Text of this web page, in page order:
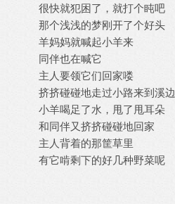
很快就犯困了，就打个盹吧
那个浅浅的梦刚开了个好头
羊妈妈就喊起小羊来
同伴也在喊它
主人要领它们回家喽
挤挤碰碰地走过小路来到溪边
小羊喝足了水，甩了甩耳朵
和同伴又挤挤碰碰地回家
主人背着的那筐草里
有它啃剩下的好几种野菜呢